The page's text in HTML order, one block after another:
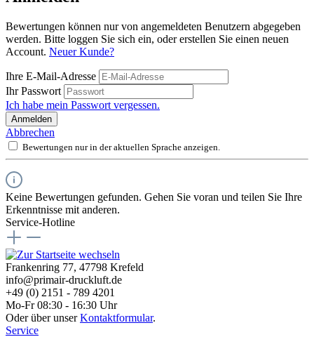
Bewertungen können nur von angemeldeten Benutzern abgegeben
werden. Bitte loggen Sie sich ein, oder erstellen Sie einen neuen
Account. Neuer Kunde?
Ihre E-Mail-Adresse
Ihr Passwort
Ich habe mein Passwort vergessen.
Anmelden
Abbrechen
Bewertungen nur in der aktuellen Sprache anzeigen.
Keine Bewertungen gefunden. Gehen Sie voran und teilen Sie Ihre
Erkenntnisse mit anderen.
Service-Hotline
Frankenring 77, 47798 Krefeld
info@primair-druckluft.de
+49 (0) 2151 - 789 4201
Mo-Fr 08:30 - 16:30 Uhr
Oder über unserKontaktformular.
Service